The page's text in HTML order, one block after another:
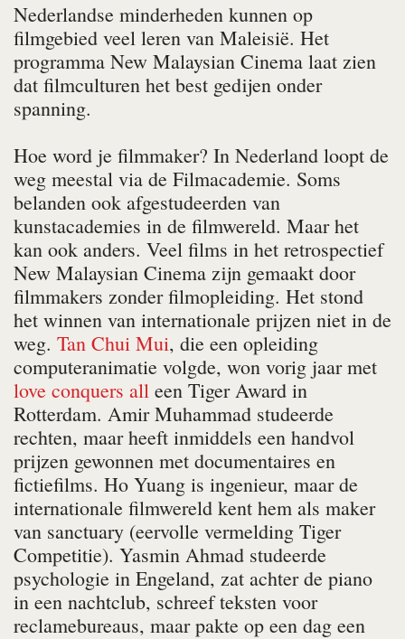
Nederlandse minderheden kunnen op
filmgebied veel leren van Maleisië. Het
programma New Malaysian Cinema laat zien
dat filmculturen het best gedijen onder
spanning.
Hoe word je filmmaker? In Nederland loopt de
weg meestal via de Filmacademie. Soms
belanden ook afgestudeerden van
kunstacademies in de filmwereld. Maar het
kan ook anders. Veel films in het retrospectief
New Malaysian Cinema zijn gemaakt door
filmmakers zonder filmopleiding. Het stond
het winnen van internationale prijzen niet in de
weg. Tan Chui Mui, die een opleiding
computeranimatie volgde, won vorig jaar met
love conquers all een Tiger Award in
Rotterdam. Amir Muhammad studeerde
rechten, maar heeft inmiddels een handvol
prijzen gewonnen met documentaires en
fictiefilms. Ho Yuang is ingenieur, maar de
internationale filmwereld kent hem als maker
van sanctuary (eervolle vermelding Tiger
Competitie). Yasmin Ahmad studeerde
psychologie in Engeland, zat achter de piano
in een nachtclub, schreef teksten voor
reclamebureaus, maar pakte op een dag een